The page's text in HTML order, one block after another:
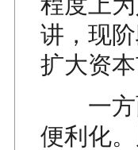
讲，现
扩大资
一方面
便利化